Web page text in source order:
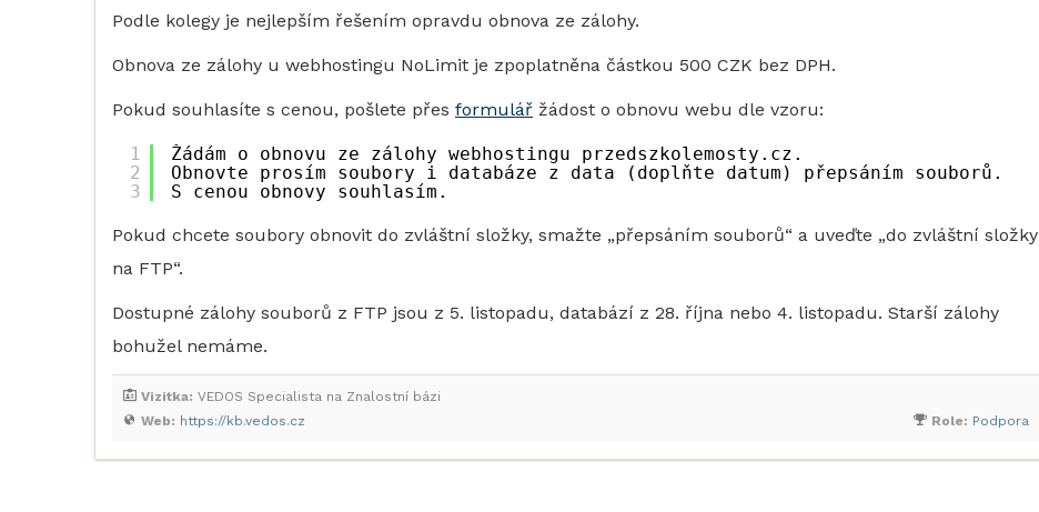
Podle kolegy je nejlepším řešením opravdu obnova ze zálohy.
Obnova ze zálohy u webhostingu NoLimit je zpoplatněna částkou 500 CZK bez DPH.
Pokud souhlasíte s cenou, pošlete přes formulář žádost o obnovu webu dle vzoru:
1
2
3
Žádám o obnovu ze zálohy webhostingu przedszkolemosty.cz.
Obnovte prosím soubory i databáze z data (doplňte datum) přepsáním souborů.
S cenou obnovy souhlasím.
Pokud chcete soubory obnovit do zvláštní složky, smažte „přepsáním souborů“ a uveďte „do zvláštní složky
na FTP“.
Dostupné zálohy souborů z FTP jsou z 5. listopadu, databází z 28. října nebo 4. listopadu. Starší zálohy
bohužel nemáme.
Role: Podpora
Web: https://kb.vedos.cz
Vizitka: VEDOS Specialista na Znalostní bázi